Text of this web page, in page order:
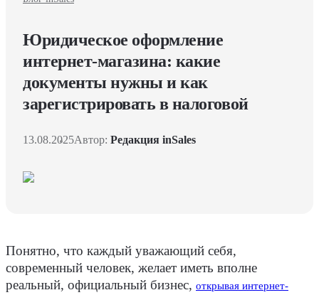
Юридическое оформление
интернет-магазина: какие
документы нужны и как
зарегистрировать в налоговой
13.08.2025Автор: Редакция inSales
Понятно, что каждый уважающий себя,
современный человек, желает иметь вполне
реальный, официальный бизнес, открывая интернет-